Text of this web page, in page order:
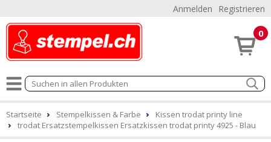
Anmelden Registrieren
0
Startseite Stempelkissen & Farbe
Kissen trodat printy line
trodat Ersatzstempelkissen Ersatzkissen trodat printy 4925 - Blau